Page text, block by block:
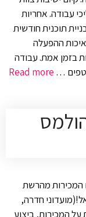
עבודה. אחריות
תוכנית חודשית
ההפעלה
בזמן אמת. עבודה
…
Read more
המכירות מהרשת
חדרה,
על המכירות, ביצוע